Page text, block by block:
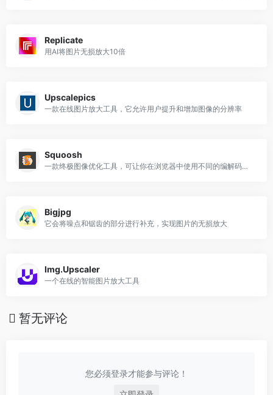
Replicate
用AI将图片无损放大10倍
Upscalepics
一款在线图片放大工具，它允许用户提升和增加图像的分辨率
Squoosh
一款终极图像优化工具，可让你在浏览器中使用不同的编解码器对图像进行压缩和比较
Bigjpg
它会将噪点和锯齿的部分进行补充，实现图片的无损放大
Img.Upscaler
一个在线的智能图片放大工具
暂无评论
您必须登录才能参与评论！